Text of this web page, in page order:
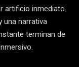
artificio inmediato.
narrativa
terminan de